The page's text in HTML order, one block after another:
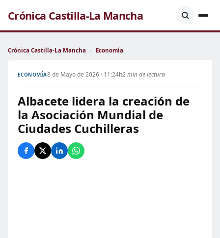
Crónica Castilla-La Mancha
Crónica Castilla-La Mancha › Economía
ECONOMÍA8 de Mayo de 2026 · 11:24h2 min de lectura
Albacete lidera la creación de
la Asociación Mundial de
Ciudades Cuchilleras